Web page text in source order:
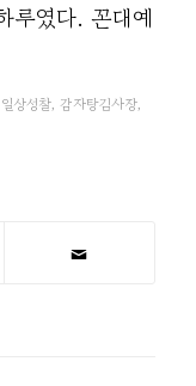
루였다. 꼰대예
일상성찰, 감자탕김사장,